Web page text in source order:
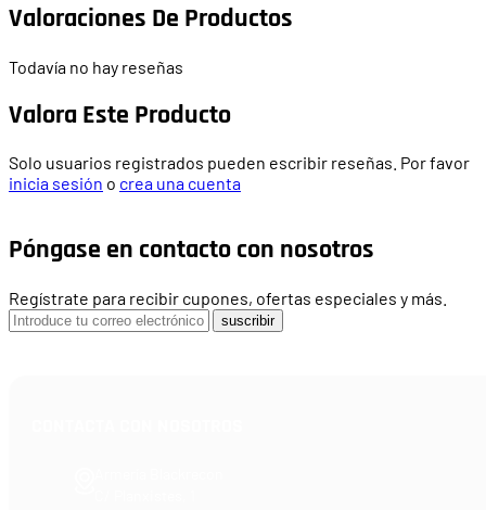
Valoraciones De Productos
Todavía no hay reseñas
Valora Este Producto
Solo usuarios registrados pueden escribir reseñas. Por favor
inicia sesión o crea una cuenta
Póngase en contacto con nosotros
Regístrate para recibir cupones, ofertas especiales y más.
suscribir